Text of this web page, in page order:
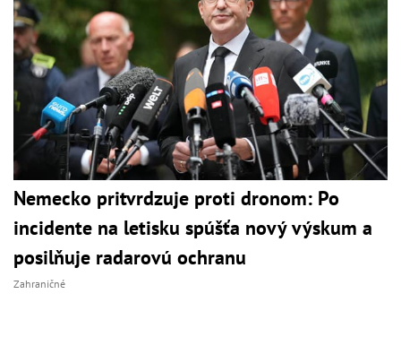
Nemecko pritvrdzuje proti dronom: Po
incidente na letisku spúšťa nový výskum a
posilňuje radarovú ochranu
Zahraničné